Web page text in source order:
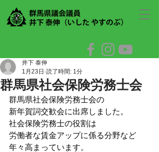
群馬県社会保険労務士会
井下 泰伸
1月23日 読了時間: 1分
群馬県社会保険労務士会の
新年賀詞交歓会に出席しました。
社会保険労務士の役割は
労働者な賃金アップに係る分野など
年々高まっています。